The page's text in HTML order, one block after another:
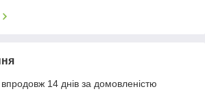
14 днів за домовленістю